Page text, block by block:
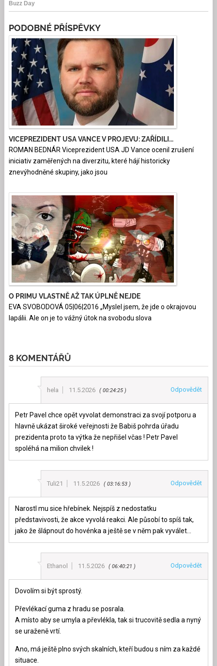
PODOBNÉ PŘÍSPĚVKY
VICEPREZIDENT USA VANCE V PROJEVU: ZAŘÍDILI...
ROMAN BEDNÁR Viceprezident USA JD Vance ocenil zrušení
iniciativ zaměřených na diverzitu, které hájí historicky
znevýhodněné skupiny, jako jsou
O PRIMU VLASTNĚ AŽ TAK ÚPLNĚ NEJDE
EVA SVOBODOVÁ 05|06|2016 „Myslel jsem, že jde o okrajovou
lapálii. Ale on je to vážný útok na svobodu slova
8 KOMENTÁŘŮ
hela 11.5.2026 00:24:25 Odpovědět
Petr Pavel chce opět vyvolat demonstraci za svojí potporu a
hlavně ukázat široké veřejnosti že Babiš pohrda úřadu
prezidenta proto ta výtka že nepřišel včas ! Petr Pavel
spoléhá na milion chvilek !
Tuli21 11.5.2026 03:16:53 Odpovědět
Narostl mu sice hřebínek. Nejspíš z nedostatku
představivosti, že akce vyvolá reakci. Ale působí to spíš tak,
jako že šlápnout do hovénka a ještě se v něm pak vyválet…
Ethanol 11.5.2026 06:40:21 Odpovědět
Dovolím si být sprostý.
Převlékací guma z hradu se posrala.
A místo aby se umyla a převlékla, tak si trucovitě sedla a nyný
se uraženě vrtí.
Ano, má ještě plno svých skalních, kteří budou s ním za každé
situace.